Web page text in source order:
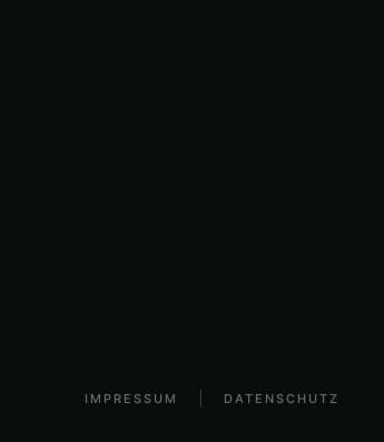
IMPRESSUM DATENSCHUTZ